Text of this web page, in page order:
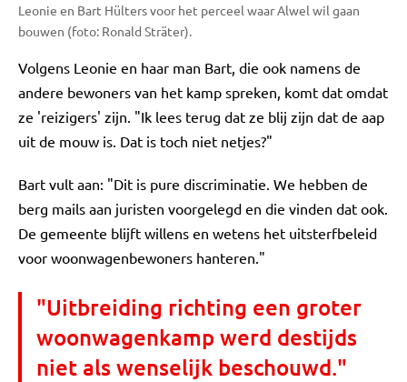
Leonie en Bart Hülters voor het perceel waar Alwel wil gaan
bouwen (foto: Ronald Sträter).
Volgens Leonie en haar man Bart, die ook namens de
andere bewoners van het kamp spreken, komt dat omdat
ze 'reizigers' zijn. "Ik lees terug dat ze blij zijn dat de aap
uit de mouw is. Dat is toch niet netjes?"
Bart vult aan: "Dit is pure discriminatie. We hebben de
berg mails aan juristen voorgelegd en die vinden dat ook.
De gemeente blijft willens en wetens het uitsterfbeleid
voor woonwagenbewoners hanteren."
"Uitbreiding richting een groter
woonwagenkamp werd destijds
niet als wenselijk beschouwd."